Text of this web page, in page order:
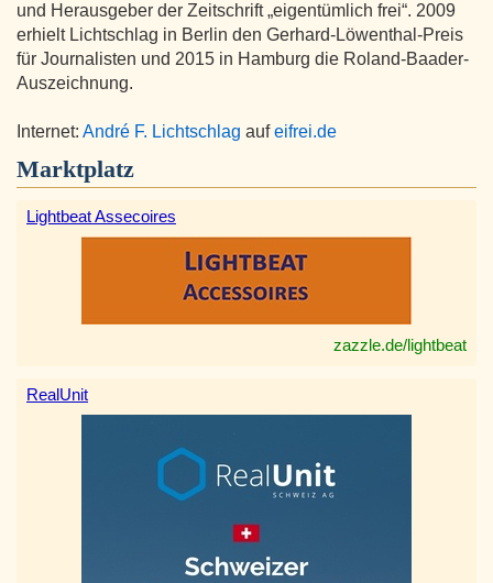
und Herausgeber der Zeitschrift „eigentümlich frei“. 2009
erhielt Lichtschlag in Berlin den Gerhard-Löwenthal-Preis
für Journalisten und 2015 in Hamburg die Roland-Baader-
Auszeichnung.
Internet: André F. Lichtschlag aufeifrei.de
Marktplatz
Lightbeat Assecoires
zazzle.de/lightbeat
RealUnit